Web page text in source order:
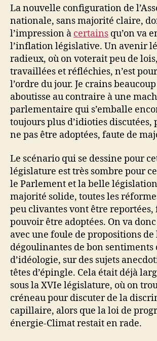
La nouvelle configuration de
nationale, sans majorité claire,
l’impression à certains qu’on va
l’inflation législative. Un avenir
radieux, où on voterait peu de
travaillées et réfléchies, n’est
l’ordre du jour. Je crains beaucoup
aboutisse au contraire à une
parlementaire qui s’emballe
toujours plus d’idioties discutées,
ne pas être adoptées, faute de
Le scénario qui se dessine pour
législature est très sombre pour
le Parlement et la belle
majorité solide, toutes les
peu clivantes vont être reportées,
pouvoir être adoptées. On va
avec une foule de propositions de
dégoulinantes de bon sentiments
d’idéologie, sur des sujets
têtes d’épingle. Cela était déjà
sous la XVIe législature, où on
créneau pour discuter de la
capillaire, alors que la loi de
énergie-Climat restait en rade.